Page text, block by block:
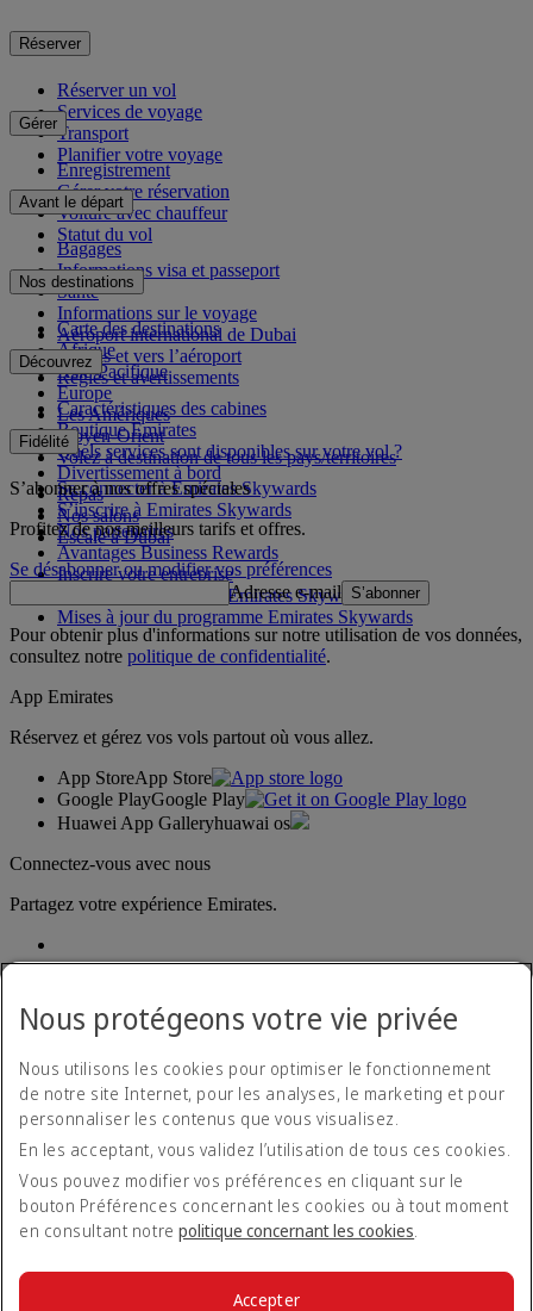
Réserver
Réserver un vol
Services de voyage
Transport
Planifier votre voyage
Gérer
Enregistrement
Gérer votre réservation
Voiture avec chauffeur
Statut du vol
Avant le départ
Bagages
Informations visa et passeport
Santé
Informations sur le voyage
Aéroport international de Dubai
Depuis et vers l’aéroport
Règles et avertissements
Nos destinations
Carte des destinations
Afrique
Asie-Pacifique
Europe
Les Amériques
Moyen-Orient
Volez à destination de tous les pays/territoires
Découvrez
Caractéristiques des cabines
Boutique Emirates
Quels services sont disponibles sur votre vol ?
Divertissement à bord
Repas
Nos salons
Escale à Dubai
Fidélité
Se connecter à Emirates Skywards
S’inscrire à Emirates Skywards
Nos partenaires
Avantages Business Rewards
Inscrire votre entreprise
Règles du programme Emirates Skywards
Mises à jour du programme Emirates Skywards
S’abonner à nos offres spéciales
Profitez de nos meilleurs tarifs et offres.
Se désabonner ou modifier vos préférences
Adresse e-mail S’abonner
Pour obtenir plus d'informations sur notre utilisation de vos données,
consultez notre politique de confidentialité.
App Emirates
Réservez et gérez vos vols partout où vous allez.
App StoreApp Store
Google PlayGoogle Play
Huawei App Galleryhuawai os
Connectez-vous avec nous
Partagez votre expérience Emirates.
Déclaration d'accessibilité
Politique de confidentialité
Conditions générales
Politique en matière de cookies
Cyber-sécurité
Déclaration de transparence vis-à-vis de la loi sur l’esclavage
Nous protégeons votre vie privée
Nous utilisons les cookies pour optimiser le fonctionnement
de notre site Internet, pour les analyses, le marketing et pour
personnaliser les contenus que vous visualisez.
En les acceptant, vous validez l’utilisation de tous ces cookies.
Vous pouvez modifier vos préférences en cliquant sur le
bouton Préférences concernant les cookies ou à tout moment
en consultant notrepolitique concernant les cookies.
Accepter